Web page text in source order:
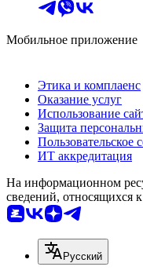
Мобильное приложение
Этика и комплаенс
Оказание услуг
Использование
Защита
Пользовательское
ИТ аккредитация
На информационном
сведений, относящихся
Русский